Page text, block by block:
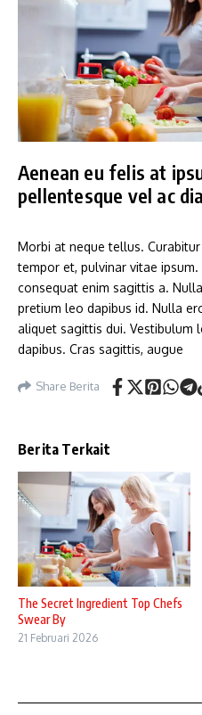
Aenean eu felis at
pellentesque vel ac
Morbi at neque tellus.
tempor et, pulvinar vitae
consequat enim sagittis a.
pretium leo dapibus id. Nulla
aliquet sagittis dui. Vestibulum
dapibus. Cras sagittis, augue
Share Berita
Berita Terkait
The Secret Ingredient Top Chefs
Swear By
21 Februari 2026